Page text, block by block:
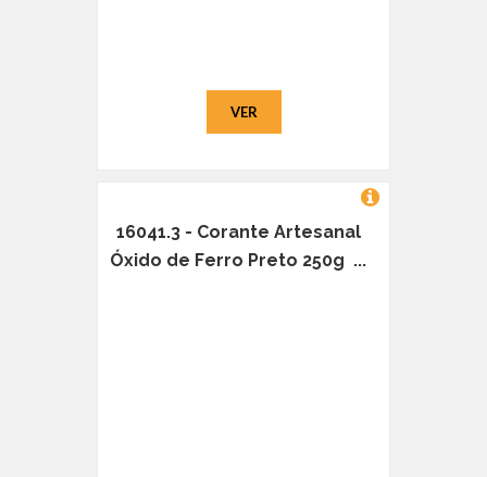
VER
16041.3 - Corante Artesanal
Óxido de Ferro Preto 250g ...